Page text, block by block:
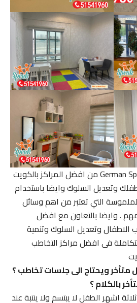
يعتبر مركز German Speaking Center من افضل المراكز بالكويت
وتعديل السلوك وايضا باستخدام
التي تعتبر من اهم وسائل
. وايضا بالتعاون مع افضل
وتعديل السلوك وتنمية
فى افضل مراكز التخاطب
ويحتاج الى جلسات تخاطب ؟
؟
اشهر الطفل لا يبتسم ولا ينتبة عند